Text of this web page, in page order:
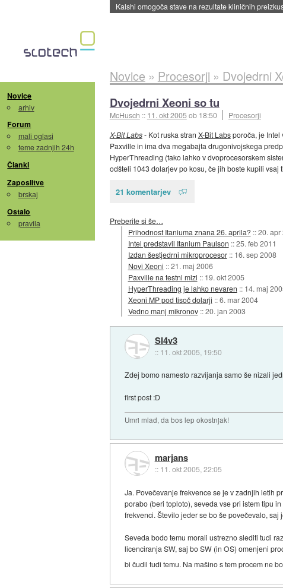
Sandisk že prodal več kot polovico SSD-jev za
Novice
arhiv
Forum
mali oglasi
teme zadnjih 24h
Članki
Zaposlitve
brskaj
Ostalo
pravila
Novice » Procesorji » Dvojedrni
Dvojedrni Xeoni so tu
McHusch :: 11. okt 2005ob 18:50
Procesorji
X-Bit Labs- Kot ruska stran X-Bit Labsporoča, je Intel
Paxville in ima dva megabajta drugonivojskega
HyperThreading (tako lahko v dvoprocesorskem
odšteli 1043 dolarjev po kosu, če jih boste kupili
21 komentarjev
Preberite si še…
Prihodnost Itaniuma znana 26. aprila? ::20. apr
Intel predstavil Itanium Paulson ::25. feb 2011
Izdan šestjedrni mikroprocesor :: 16. sep 2008
Novi Xeoni ::21. maj 2006
Paxville na testni mizi :: 19. okt 2005
HyperThreading je lahko nevaren :: 14. maj
Xeoni MP pod tisoč dolarji ::6. mar 2004
Vedno manj mikronov ::20. jan 2003
Sl4v3
:: 11. okt 2005, 19:50
Zdej bomo namesto razvijanja samo še nizali
first post :D
Umri mlad, da bos lep okostnjak!
marjans
:: 11. okt 2005, 22:05
Ja. Povečevanje frekvence se je v zadnjih letih
porabo (beri toploto), seveda vse pri istem tipu
frekvenci. Število jeder se bo še povečevalo,
Seveda bodo temu morali ustrezno slediti tudi
licenciranja SW, saj bo SW (in OS) omenjeni
bi čudil tudi temu. Na mašino s tem procem ne